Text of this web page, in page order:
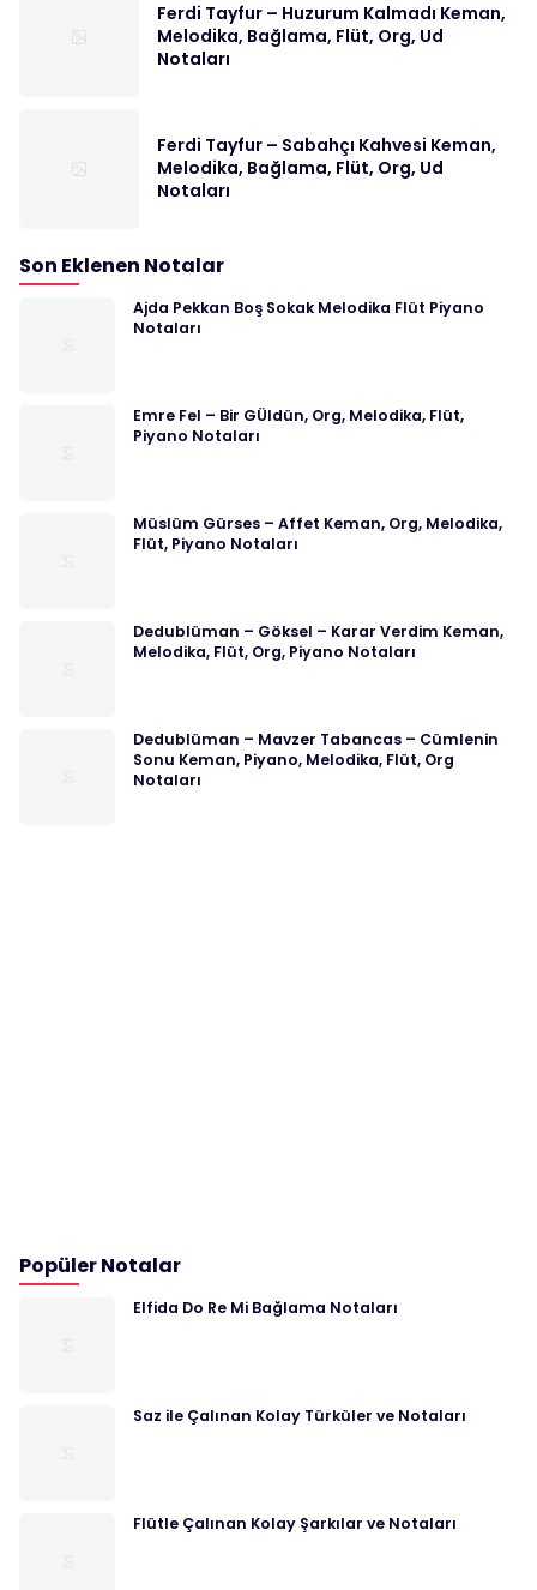
Ferdi Tayfur – Huzurum Kalmadı Keman,
Melodika, Bağlama, Flüt, Org, Ud
Notaları
Ferdi Tayfur – Sabahçı Kahvesi Keman,
Melodika, Bağlama, Flüt, Org, Ud
Notaları
Son Eklenen Notalar
Ajda Pekkan Boş Sokak Melodika Flüt Piyano
Notaları
Emre Fel – Bir GÜldün, Org, Melodika, Flüt,
Piyano Notaları
Müslüm Gürses – Affet Keman, Org, Melodika,
Flüt, Piyano Notaları
Dedublüman – Göksel – Karar Verdim Keman,
Melodika, Flüt, Org, Piyano Notaları
Dedublüman – Mavzer Tabancas – Cümlenin
Sonu Keman, Piyano, Melodika, Flüt, Org
Notaları
Popüler Notalar
Elfida Do Re Mi Bağlama Notaları
Saz ile Çalınan Kolay Türküler ve Notaları
Flütle Çalınan Kolay Şarkılar ve Notaları